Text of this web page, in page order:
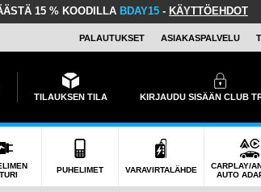
15 % KOODILLA BDAY15 - KÄYTTÖEHDOT
PALAUTUKSET ASIAKASPALVELU
TILAUKSEN TILA KIRJAUDU SISÄÄN CLUB
PUHELIMET VARAVIRTALÄHDE
CARPLAY/
AUTO